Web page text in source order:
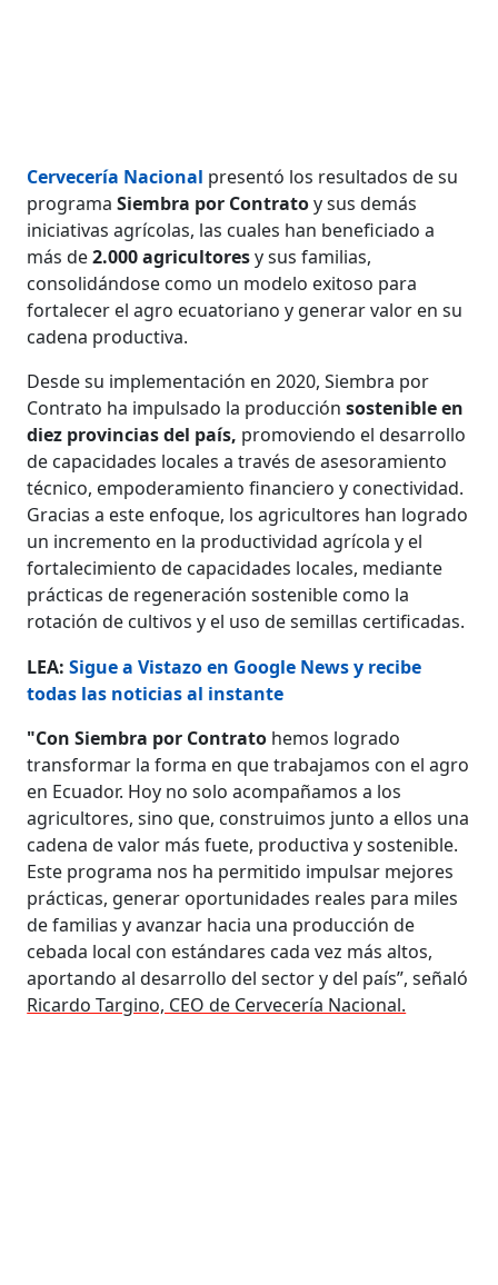
Cervecería Nacional presentó los resultados de su
programa Siembra por Contratoy sus demás
iniciativas agrícolas, las cuales han beneficiado a
más de2.000 agricultoresy sus familias,
consolidándose como un modelo exitoso para
fortalecer el agro ecuatoriano y generar valor en su
cadena productiva.
Desde su implementación en 2020, Siembra por
Contrato ha impulsado la producciónsostenible en
diez provincias del país, promoviendo el desarrollo
de capacidades locales a través de asesoramiento
técnico, empoderamiento financiero y conectividad.
Gracias a este enfoque, los agricultores han logrado
un incremento en la productividad agrícola y el
fortalecimiento de capacidades locales, mediante
prácticas de regeneración sostenible como la
rotación de cultivos y el uso de semillas certificadas.
LEA:Sigue a Vistazo en Google News y recibe
todas las noticias al instante
"Con Siembra por Contrato hemos logrado
transformar la forma en que trabajamos con el agro
en Ecuador. Hoy no solo acompañamos a los
agricultores, sino que, construimos junto a ellos una
cadena de valor más fuete, productiva y sostenible.
Este programa nos ha permitido impulsar mejores
prácticas, generar oportunidades reales para miles
de familias y avanzar hacia una producción de
cebada local con estándares cada vez más altos,
aportando al desarrollo del sector y del país”, señaló
Ricardo Targino, CEO de Cervecería Nacional.